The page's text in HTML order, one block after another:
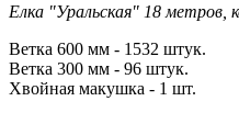
Елка "Уральская" 18 метров,
Ветка 600 мм - 1532 штук.
Ветка 300 мм - 96 штук.
Хвойная макушка - 1 шт.